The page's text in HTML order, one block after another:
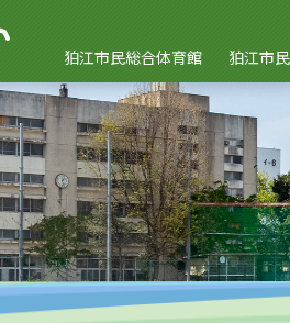
狛江市民総合体育館 狛江市